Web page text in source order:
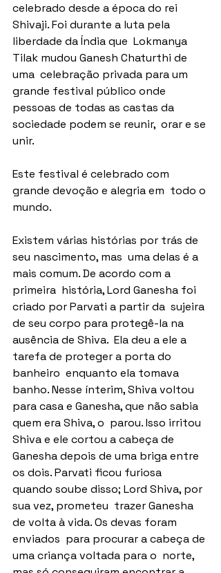
celebrado desde a época do rei
Shivaji. Foi durante a luta pela
liberdade da Índia que  Lokmanya
Tilak mudou Ganesh Chaturthi de
uma  celebração privada para um
grande festival público onde
pessoas de todas as castas da
sociedade podem se reunir,  orar e se
unir.
Este festival é celebrado com
grande devoção e alegria em  todo o
mundo.
Existem várias histórias por trás de
seu nascimento, mas  uma delas é a
mais comum. De acordo com a
primeira  história, Lord Ganesha foi
criado por Parvati a partir da  sujeira
de seu corpo para protegê-la na
ausência de Shiva.  Ela deu a ele a
tarefa de proteger a porta do
banheiro  enquanto ela tomava
banho. Nesse ínterim, Shiva voltou
para casa e Ganesha, que não sabia
quem era Shiva, o  parou. Isso irritou
Shiva e ele cortou a cabeça de
Ganesha depois de uma briga entre
os dois. Parvati ficou furiosa
quando soube disso; Lord Shiva, por
sua vez, prometeu  trazer Ganesha
de volta à vida. Os devas foram
enviados  para procurar a cabeça de
uma criança voltada para o  norte,